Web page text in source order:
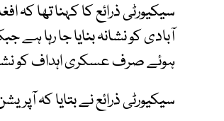
سیکیورٹی ذرائع کا کہنا تھا
آبادی کو نشانہ بنایا جا رہا
ہوئے صرف عسکری اہداف کو
سیکیورٹی ذرائع نے بتایا کہ